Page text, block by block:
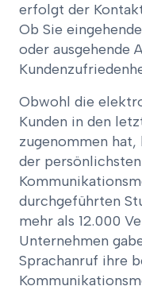
erfolgt der
Ob Sie
oder ausgehende
Obwohl die
Kunden in den
zugenommen
der
durchgeführten
mehr als 12.000
Unternehmen
Sprachanruf ihre